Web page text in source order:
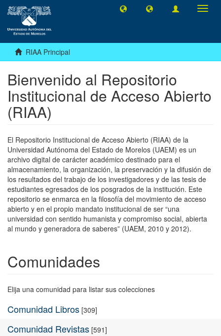
RIAA Principal
Bienvenido al Repositorio
Institucional de Acceso Abierto
(RIAA)
El Repositorio Institucional de Acceso Abierto (RIAA) de la
Universidad Autónoma del Estado de Morelos (UAEM) es un
archivo digital de carácter académico destinado para el
almacenamiento, la organización, la preservación y la difusión de
los resultados del trabajo de los investigadores y de las tesis de
estudiantes egresados de los posgrados de la institución. Este
repositorio se enmarca en la filosofía del movimiento de acceso
abierto y en el propio mandato institucional de ser “una
universidad con sentido humanista y compromiso social, abierta
al mundo y generadora de saberes” (UAEM, 2010 y 2012).
Comunidades
Elija una comunidad para listar sus colecciones
Comunidad Libros [309]
Comunidad Revistas [591]